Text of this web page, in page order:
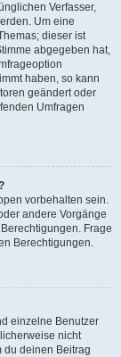
Verfasser,
Um eine
dieser ist
abgegeben hat,
haben, so kann
geändert oder
Umfragen
vorbehalten sein.
andere Vorgänge
Frage
Berechtigungen.
einzelne Benutzer
nicht
du deinen Beitrag